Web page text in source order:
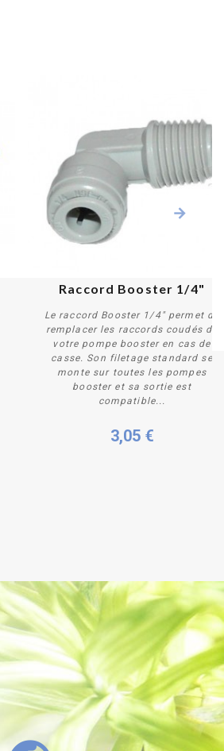
Acheter
Raccord Booster 1/4"
Le raccord Booster 1/4" permet de
remplacer les raccords coudés de
votre pompe booster en cas de
casse. Son filetage standard se
monte sur toutes les pompes
booster et sa sortie est
compatible...
3,05 €